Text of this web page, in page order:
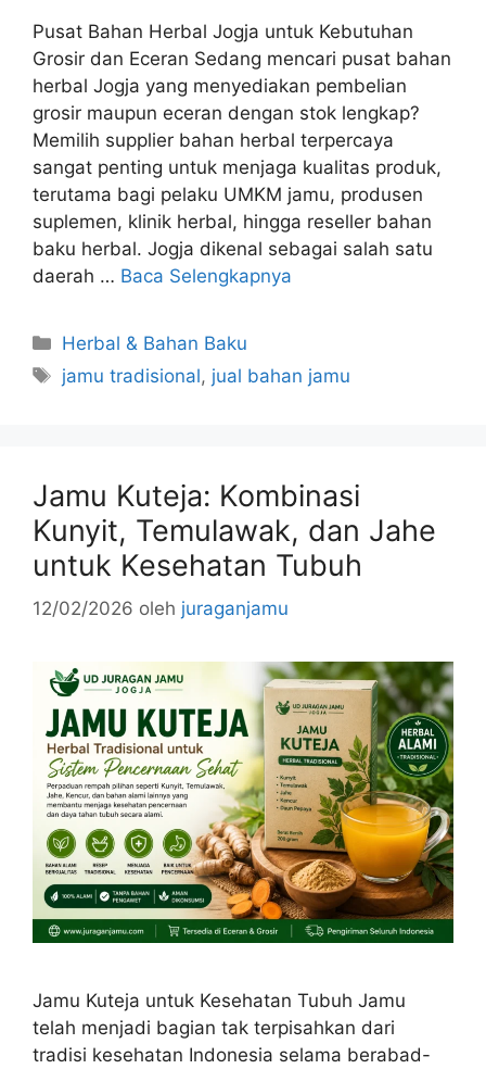
Pusat Bahan Herbal Jogja untuk Kebutuhan
Grosir dan Eceran Sedang mencari pusat bahan
herbal Jogja yang menyediakan pembelian
grosir maupun eceran dengan stok lengkap?
Memilih supplier bahan herbal terpercaya
sangat penting untuk menjaga kualitas produk,
terutama bagi pelaku UMKM jamu, produsen
suplemen, klinik herbal, hingga reseller bahan
baku herbal. Jogja dikenal sebagai salah satu
daerah … Baca Selengkapnya
Kategori
Herbal & Bahan Baku
Tag
jamu tradisional, jual bahan jamu
Jamu Kuteja: Kombinasi
Kunyit, Temulawak, dan Jahe
untuk Kesehatan Tubuh
12/02/2026 oleh juraganjamu
Jamu Kuteja untuk Kesehatan Tubuh Jamu
telah menjadi bagian tak terpisahkan dari
tradisi kesehatan Indonesia selama berabad-